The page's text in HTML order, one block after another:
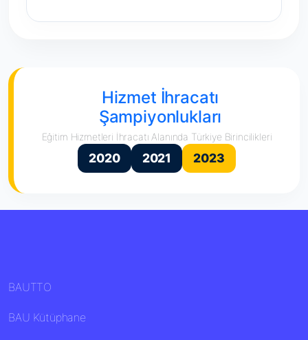
Hizmet İhracatı
Şampiyonlukları
Eğitim Hizmetleri İhracatı Alanında Türkiye Birincilikleri
2020 2021 2023
BAUTTO
BAU Kütüphane